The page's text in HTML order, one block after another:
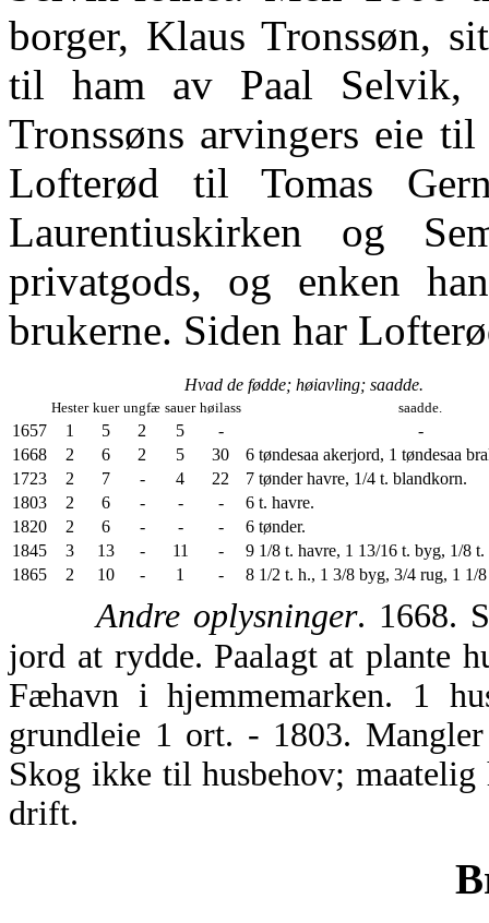
borger, Klaus Tronssøn,
til ham av Paal Selvik,
Tronssøns arvingers eie
Lofterød til Tomas
Laurentiuskirken og
privatgods, og enken
brukerne. Siden har
Hvad de fødde; høiavling; saadde.
Hester kuer ungfæ sauer høilass saadde.
1657 1 5 2 5 -
-
1668
2 6 2 5 30
6 tøndesaa akerjord, 1 tøndesaa
1723
2 7 - 4 22
7 tønder havre, 1/4 t. blandkorn.
1803
2 6 - - -
6 t. havre.
1820
2 6 - - -
6 tønder.
1845
3 13 - 11 -
9 1/8 t. havre, 1 13/16 t. byg, 1/8
1865
2 10 - 1 - 8 1/2 t. h., 1 3/8 byg, 3/4 rug, 1 1/
Andre oplysninger. 1668.
jord at rydde. Paalagt at plante
Fæhavn i hjemmemarken. 1
grundleie 1 ort. - 1803.
Skog ikke til husbehov;
drift.